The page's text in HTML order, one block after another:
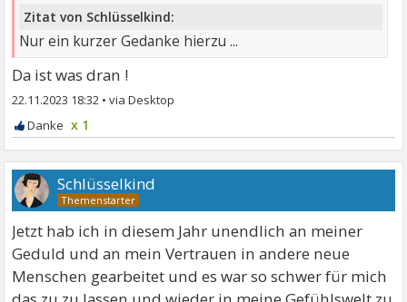
Zitat von Schlüsselkind:
Nur ein kurzer Gedanke hierzu ...
Da ist was dran !
22.11.2023 18:32 •
x 1
Schlüsselkind
Jetzt hab ich in diesem Jahr unendlich an meiner
Geduld und an mein Vertrauen in andere neue
Menschen gearbeitet und es war so schwer für mich